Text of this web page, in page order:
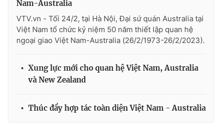
Nam-Australia
VTV.vn - Tối 24/2, tại Hà Nội, Đại sứ quán Australia tại
Việt Nam tổ chức kỷ niệm 50 năm thiết lập quan hệ
ngoại giao Việt Nam-Australia (26/2/1973-26/2/2023).
Xung lực mới cho quan hệ Việt Nam, Australia
và New Zealand
Thúc đẩy hợp tác toàn diện Việt Nam - Australia